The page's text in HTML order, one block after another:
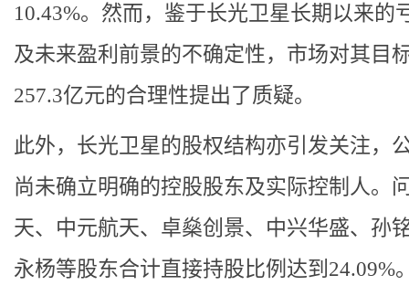
10.43%。然而，鉴于长光卫星长期以来的
及未来盈利前景的不确定性，市场对其目
257.3亿元的合理性提出了质疑。
此外，长光卫星的股权结构亦引发关注，
尚未确立明确的控股股东及实际控制人。
天、中元航天、卓燊创景、中兴华盛、孙
永杨等股东合计直接持股比例达到24.09%